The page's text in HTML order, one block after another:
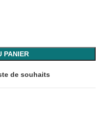
PANIER
de souhaits